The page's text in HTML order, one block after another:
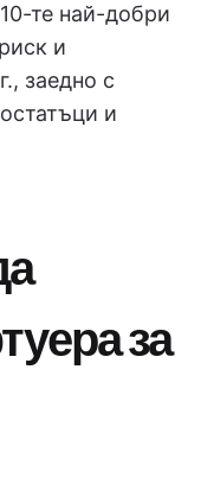
те най-добри
и
заедно с
и
за